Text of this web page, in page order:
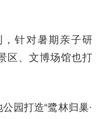
针对暑期亲子研
区、文博场馆也打
园打造“鹭林归巢·